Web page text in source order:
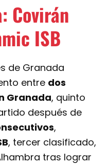
Covirán
ISB
de Granada
entre dos
Granada, quinto
después de
,
, tercer clasificado,
tras lograr